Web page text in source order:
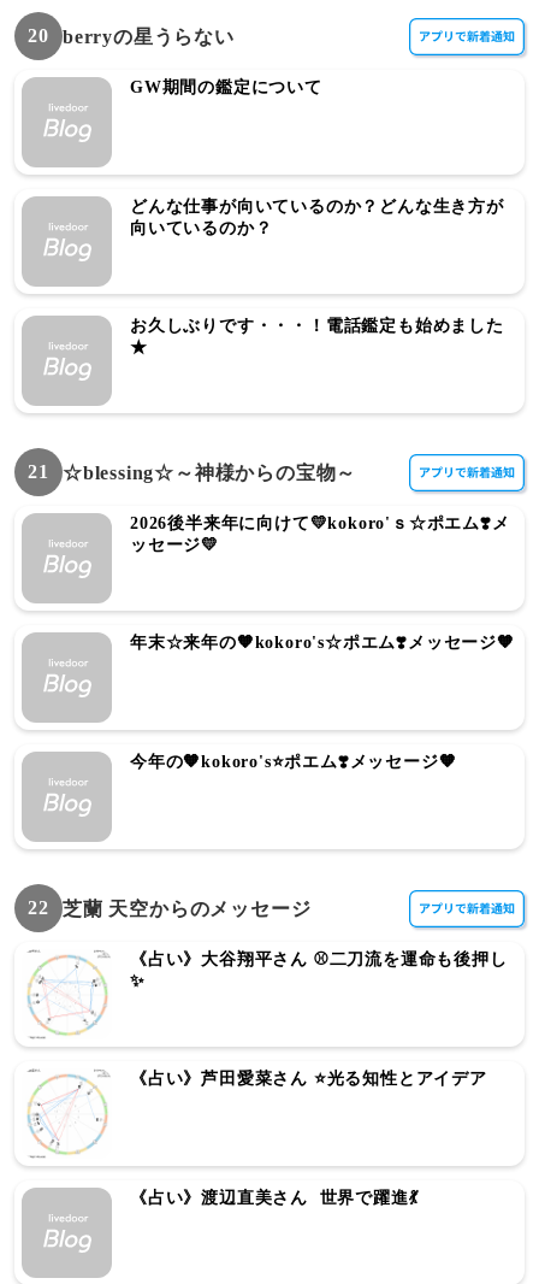
20 berryの星うらない
GW期間の鑑定について
どんな仕事が向いているのか？どんな生き方が
向いているのか？
お久しぶりです・・・！電話鑑定も始めました
★
21 ☆blessing☆～神様からの宝物～
2026後半来年に向けて💛kokoro'ｓ☆ポエム❣️メ
ッセージ💛
年末☆来年の🧡kokoro's☆ポエム❣️メッセージ🧡
今年の🧡kokoro's⭐ポエム❣️メッセージ🧡
22 芝蘭 天空からのメッセージ
《占い》大谷翔平さん ⚾️二刀流を運命も後押し
✨
《占い》芦田愛菜さん ⭐️光る知性とアイデア
《占い》渡辺直美さん 世界で躍進💃